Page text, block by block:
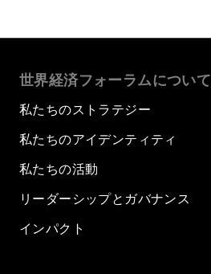
世界経済フォーラムについて
私たちのストラテジー
私たちのアイデンティティ
私たちの活動
リーダーシップとガバナンス
インパクト